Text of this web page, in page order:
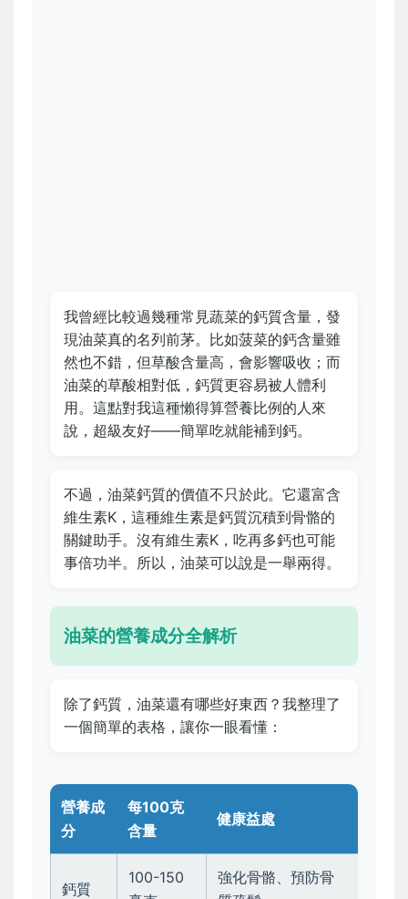
我曾經比較過幾種常見蔬菜的鈣質含量，發
現油菜真的名列前茅。比如菠菜的鈣含量雖
然也不錯，但草酸含量高，會影響吸收；而
油菜的草酸相對低，鈣質更容易被人體利
用。這點對我這種懶得算營養比例的人來
說，超級友好——簡單吃就能補到鈣。
不過，油菜鈣質的價值不只於此。它還富含
維生素K，這種維生素是鈣質沉積到骨骼的
關鍵助手。沒有維生素K，吃再多鈣也可能
事倍功半。所以，油菜可以說是一舉兩得。
油菜的營養成分全解析
除了鈣質，油菜還有哪些好東西？我整理了
一個簡單的表格，讓你一眼看懂：
營養成
分
每100克
含量
健康益處
鈣質
100-150
強化骨骼、預防骨